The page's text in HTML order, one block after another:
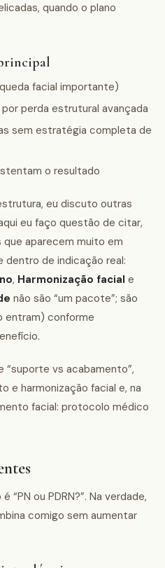
quando o plano
facial importante)
perda estrutural avançada
sem estratégia completa de
o resultado
eu discuto outras
eu faço questão de citar,
aparecem muito em
de indicação real:
, Harmonização facial e
não são “um pacote”; são
entram) conforme
“suporte vs acabamento”,
e harmonização facial e, na
facial: protocolo médico
“PN ou PDRN?”. Na verdade,
comigo sem aumentar